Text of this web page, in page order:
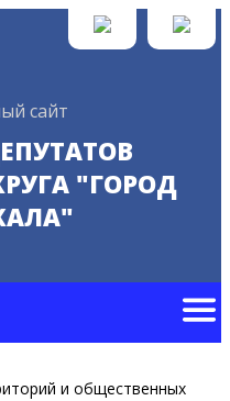
сайт
"ГОРОД
и общественных